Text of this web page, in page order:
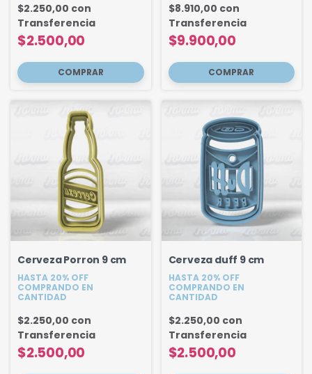
$2.500,00
$2.250,00 con
Transferencia
$9.900,00
$8.910,00 con
Transferencia
Cerveza Porron 9 cm
HASTA 20% OFF
COMPRANDO EN
CANTIDAD
$2.500,00
$2.250,00 con
Transferencia
Cerveza duff 9 cm
HASTA 20% OFF
COMPRANDO EN
CANTIDAD
$2.500,00
$2.250,00 con
Transferencia